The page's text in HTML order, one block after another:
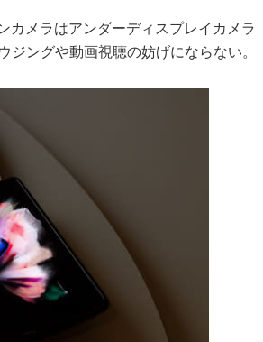
メラはアンダーディスプレイカメラ
ジングや動画視聴の妨げにならない。